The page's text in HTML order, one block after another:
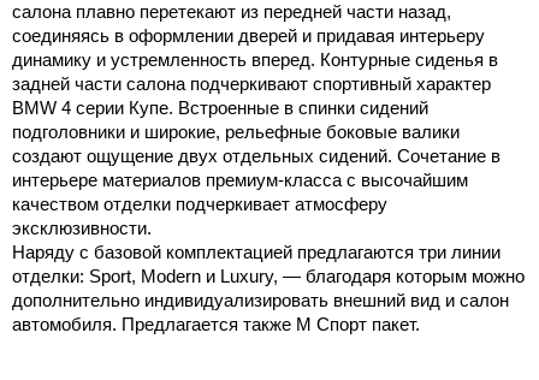
салона плавно перетекают из передней части назад,
соединяясь в оформлении дверей и придавая интерьеру
динамику и устремленность вперед. Контурные сиденья в
задней части салона подчеркивают спортивный характер
BMW 4 серии Купе. Встроенные в спинки сидений
подголовники и широкие, рельефные боковые валики
создают ощущение двух отдельных сидений. Сочетание в
интерьере материалов премиум-класса с высочайшим
качеством отделки подчеркивает атмосферу
эксклюзивности.
Наряду с базовой комплектацией предлагаются три линии
отделки: Sport, Modern и Luxury, — благодаря которым можно
дополнительно индивидуализировать внешний вид и салон
автомобиля. Предлагается также М Спорт пакет.